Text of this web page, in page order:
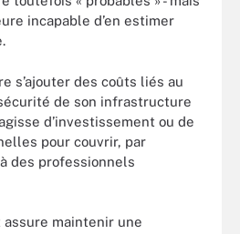
incapable d’en estimer
s’ajouter des coûts liés au
de son infrastructure
d’investissement ou de
pour couvrir, par
des professionnels
assure maintenir une